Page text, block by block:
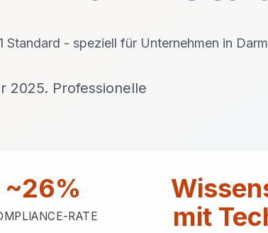
Standard - speziell für Unternehmen in
2025. Professionelle
~26%
RATE
mit